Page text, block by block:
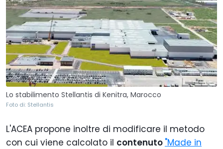
Lo stabilimento Stellantis di Kenitra, Marocco
Foto di: Stellantis
L'ACEA propone inoltre di modificare il metodo
con cui viene calcolato il contenuto "Made in